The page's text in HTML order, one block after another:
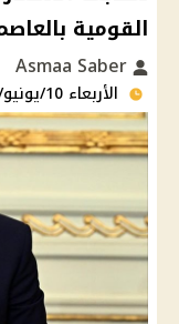
القومية
الأربعاء 10/يونيو/2026 - 09:03 ص